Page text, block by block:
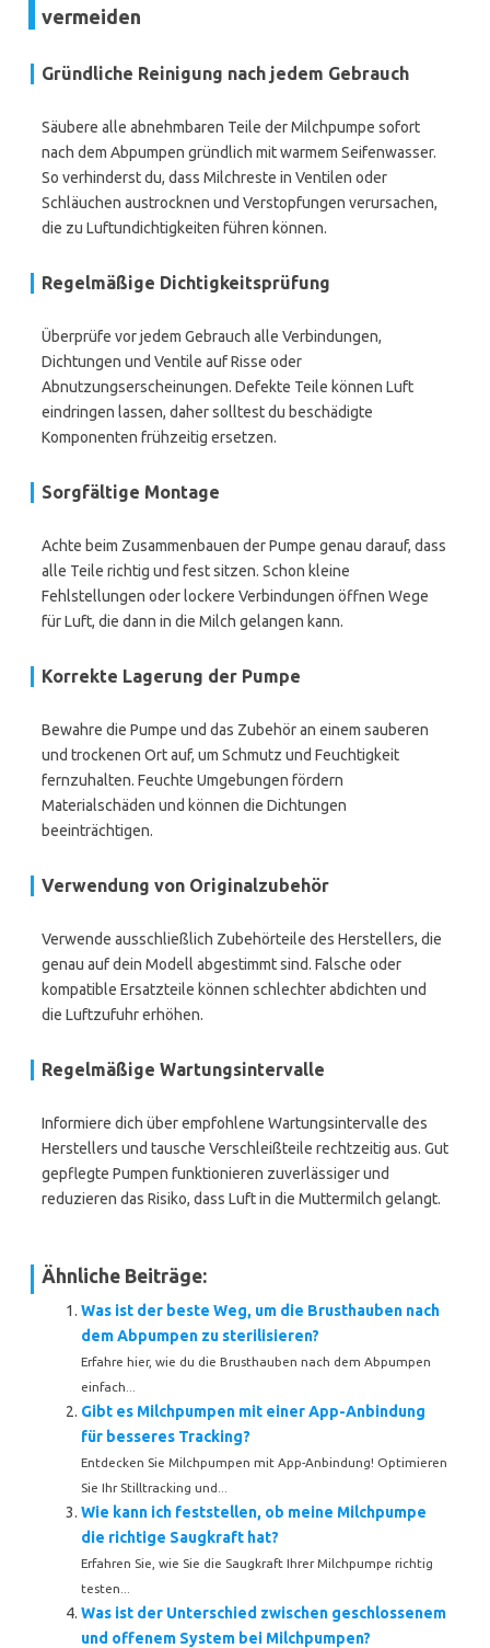
vermeiden
Gründliche Reinigung nach jedem Gebrauch
Säubere alle abnehmbaren Teile der Milchpumpe sofort
nach dem Abpumpen gründlich mit warmem Seifenwasser.
So verhinderst du, dass Milchreste in Ventilen oder
Schläuchen austrocknen und Verstopfungen verursachen,
die zu Luftundichtigkeiten führen können.
Regelmäßige Dichtigkeitsprüfung
Überprüfe vor jedem Gebrauch alle Verbindungen,
Dichtungen und Ventile auf Risse oder
Abnutzungserscheinungen. Defekte Teile können Luft
eindringen lassen, daher solltest du beschädigte
Komponenten frühzeitig ersetzen.
Sorgfältige Montage
Achte beim Zusammenbauen der Pumpe genau darauf, dass
alle Teile richtig und fest sitzen. Schon kleine
Fehlstellungen oder lockere Verbindungen öffnen Wege
für Luft, die dann in die Milch gelangen kann.
Korrekte Lagerung der Pumpe
Bewahre die Pumpe und das Zubehör an einem sauberen
und trockenen Ort auf, um Schmutz und Feuchtigkeit
fernzuhalten. Feuchte Umgebungen fördern
Materialschäden und können die Dichtungen
beeinträchtigen.
Verwendung von Originalzubehör
Verwende ausschließlich Zubehörteile des Herstellers, die
genau auf dein Modell abgestimmt sind. Falsche oder
kompatible Ersatzteile können schlechter abdichten und
die Luftzufuhr erhöhen.
Regelmäßige Wartungsintervalle
Informiere dich über empfohlene Wartungsintervalle des
Herstellers und tausche Verschleißteile rechtzeitig aus. Gut
gepflegte Pumpen funktionieren zuverlässiger und
reduzieren das Risiko, dass Luft in die Muttermilch gelangt.
Ähnliche Beiträge:
Was ist der beste Weg, um die Brusthauben nach
dem Abpumpen zu sterilisieren?
Erfahre hier, wie du die Brusthauben nach dem Abpumpen
einfach...
Gibt es Milchpumpen mit einer App-Anbindung
für besseres Tracking?
Entdecken Sie Milchpumpen mit App-Anbindung! Optimieren
Sie Ihr Stilltracking und...
Wie kann ich feststellen, ob meine Milchpumpe
die richtige Saugkraft hat?
Erfahren Sie, wie Sie die Saugkraft Ihrer Milchpumpe richtig
testen...
Was ist der Unterschied zwischen geschlossenem
und offenem System bei Milchpumpen?